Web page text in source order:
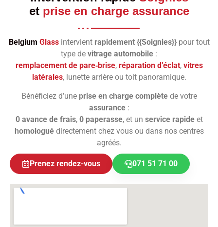
et prise en charge assurance
Belgium Glassintervient rapidement {{Soignies}}pour tout
type de vitrage automobile :
remplacement de pare‑brise, réparation d’éclat, vitres
latérales, lunette arrière ou toit panoramique.
Bénéficiez d’une prise en charge complètede votre
assurance:
0 avance de frais, 0 paperasse, et un service rapideet
homologuédirectement chez vous ou dans nos centres
agréés.
Prenez rendez-vous 071 51 71 00